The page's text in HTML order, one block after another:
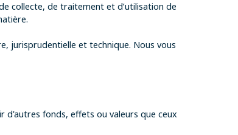
collecte, de traitement et d’utilisation de
jurisprudentielle et technique. Nous vous
d'autres fonds, effets ou valeurs que ceux